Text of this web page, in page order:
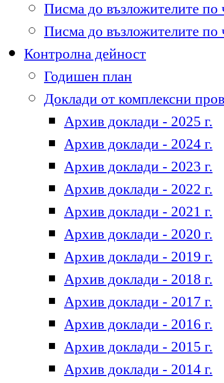
Писма до възложителите по
Писма до възложителите по
Контролна дейност
Годишен план
Доклади от комплексни
Архив доклади - 2025 г.
Архив доклади - 2024 г.
Архив доклади - 2023 г.
Архив доклади - 2022 г.
Архив доклади - 2021 г.
Архив доклади - 2020 г.
Архив доклади - 2019 г.
Архив доклади - 2018 г.
Архив доклади - 2017 г.
Архив доклади - 2016 г.
Архив доклади - 2015 г.
Архив доклади - 2014 г.